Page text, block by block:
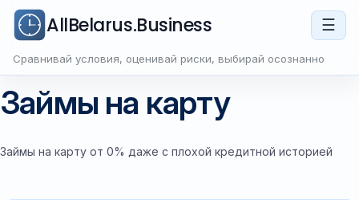
AllBelarus.Business ☰
Сравнивай условия, оценивай риски, выбирай осознанно
Займы на карту
Займы на карту от 0% даже с плохой кредитной историей